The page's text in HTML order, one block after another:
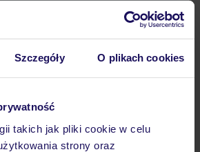
Szczegóły O plikach cookies
takich jak pliki cookie w celu
strony oraz